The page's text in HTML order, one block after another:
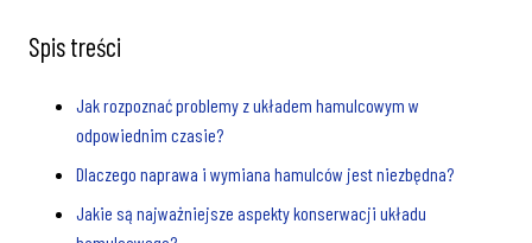
Spis treści
Jak rozpoznać problemy z układem hamulcowym w
odpowiednim czasie?
Dlaczego naprawa i wymiana hamulców jest niezbędna?
Jakie są najważniejsze aspekty konserwacji układu